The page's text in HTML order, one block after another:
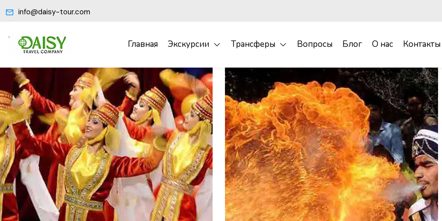
info@daisy-tour.com
Главная Экскурсии Трансферы Вопросы Блог О нас Контакты